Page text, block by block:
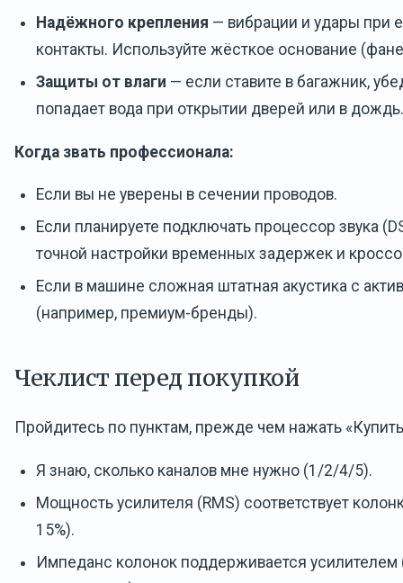
Надёжного крепления — вибрации и удары при
контакты. Используйте жёсткое основание
Защиты от влаги — если ставите в багажник,
попадает вода при открытии дверей или в дождь.
Когда звать профессионала:
Если вы не уверены в сечении проводов.
Если планируете подключать процессор звука
точной настройки временных задержек и
Если в машине сложная штатная акустика с
(например, премиум-бренды).
Чеклист перед покупкой
Пройдитесь по пунктам, прежде чем нажать
Я знаю, сколько каналов мне нужно (1/2/4/5).
Мощность усилителя (RMS) соответствует
15%).
Импеданс колонок поддерживается